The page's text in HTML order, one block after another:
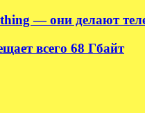
— они делают
всего 68 Гбайт